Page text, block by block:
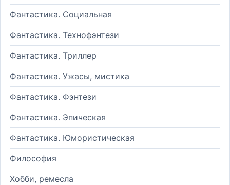
Фантастика. Социальная
Фантастика. Технофэнтези
Фантастика. Триллер
Фантастика. Ужасы, мистика
Фантастика. Фэнтези
Фантастика. Эпическая
Фантастика. Юмористическая
Философия
Хобби, ремесла